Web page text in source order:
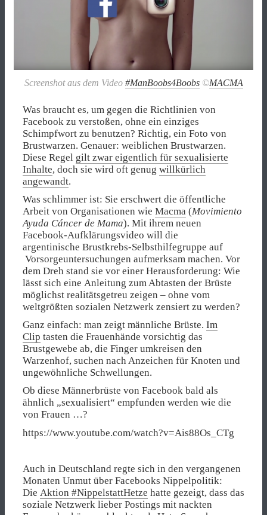
Screenshot aus dem Video #ManBoobs4Boobs©MACMA
Was braucht es, um gegen die Richtlinien von
Facebook zu verstoßen, ohne ein einziges
Schimpfwort zu benutzen? Richtig, ein Foto von
Brustwarzen. Genauer: weiblichen Brustwarzen.
Diese Regel gilt zwar eigentlich für sexualisierte
Inhalte, doch sie wird oft genug willkürlich
angewandt.
Was schlimmer ist: Sie erschwert die öffentliche
Arbeit von Organisationen wie Macma (Movimiento
Ayuda Cáncer de Mama). Mit ihrem neuen
Facebook-Aufklärungsvideo will die
argentinische Brustkrebs-Selbsthilfegruppe auf
Vorsorgeuntersuchungen aufmerksam machen. Vor
dem Dreh stand sie vor einer Herausforderung: Wie
lässt sich eine Anleitung zum Abtasten der Brüste
möglichst realitätsgetreu zeigen – ohne vom
weltgrößten sozialen Netzwerk zensiert zu werden?
Ganz einfach: man zeigt männliche Brüste. Im
Clip tasten die Frauenhände vorsichtig das
Brustgewebe ab, die Finger umkreisen den
Warzenhof, suchen nach Anzeichen für Knoten und
ungewöhnliche Schwellungen.
Ob diese Männerbrüste von Facebook bald als
ähnlich „sexualisiert“ empfunden werden wie die
von Frauen …?
https://www.youtube.com/watch?v=Ais88Os_CTg
Auch in Deutschland regte sich in den vergangenen
Monaten Unmut über Facebooks Nippelpolitik:
Die Aktion #NippelstattHetze hatte gezeigt, dass das
soziale Netzwerk lieber Postings mit nackten